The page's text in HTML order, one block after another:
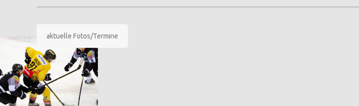
aktuelle Fotos/Termine
Bilder des Spiels: